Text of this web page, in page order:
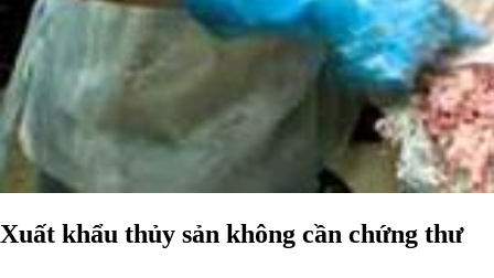
Xuất khẩu thủy sản không cần chứng thư